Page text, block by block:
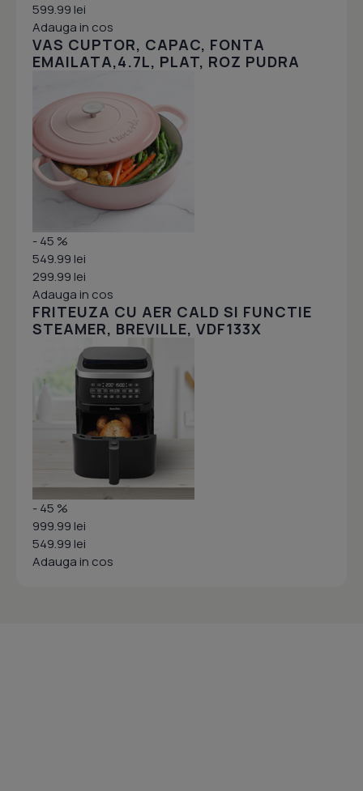
599.99 lei
Adauga in cos
VAS CUPTOR, CAPAC, FONTA
EMAILATA,4.7L, PLAT, ROZ PUDRA
- 45 %
549.99 lei
299.99 lei
Adauga in cos
FRITEUZA CU AER CALD SI FUNCTIE
STEAMER, BREVILLE, VDF133X
- 45 %
999.99 lei
549.99 lei
Adauga in cos